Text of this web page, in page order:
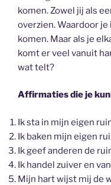
komen. Zowel jij als
overzien. Waardoor
komen. Maar als je
komt er veel vanuit
wat telt?
Affirmaties die je
Ik sta in mijn eigen
Ik baken mijn eigen
Ik geef anderen de
Ik handel zuiver en
Mijn hart wijst mij de